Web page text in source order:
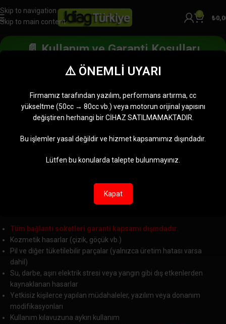
Skip to navigation
Skip to main content
0
₺
📄 Kullanım ve Garanti Koşulları
ürünler aşağıdaki garanti koşulları kapsamında korunmaktadır.
1. Garanti Süresi
sağlanır. Bazı ürünler için garanti süresi 3 yıla kadar çıkmaktadır.
Garanti, cihazın malzeme ve işçilik hatalarına karşı korunmasını
Tüm bağlantı soketleri garanti kapsamı dışındadır.
Kozmetik hasarlar (çizik, göçük vb.)
Pil ve diğer tüketilebilir parçalar (yalnızca üretim hatası varsa
dahil)
Su, darbe, aşırı elektrik stresi veya yangın gibi dış etkenlerden
kaynaklanan hasarlar
Yetkisiz kişilerce yapılan müdahaleler, yazılım veya donanım
modifikasyonları
Kullanım kılavuzuna aykırı kullanım
⚠️ ÖNEMLİ UYARI
Firmamız tarafından yazılım, performans artırma, cc
yükseltme (50cc → 80cc vb.) veya motorun orijinal yapısını
değiştiren herhangi bir CİHAZ SATILMAMAKTADIR.
Bu işlemler yasal değildir ve hizmet kapsamımız dışındadır.
Lütfen bu konularda talepte bulunmayınız.
Kapat